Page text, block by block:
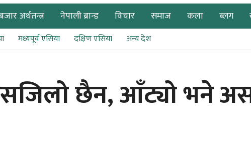
अर्थतन्त्र नेपाली ब्रान्ड विचार समाज कला ब्लग
मध्यपूर्व एसिया दक्षिण एसिया अन्य देश
छैन, आँट्यो भने